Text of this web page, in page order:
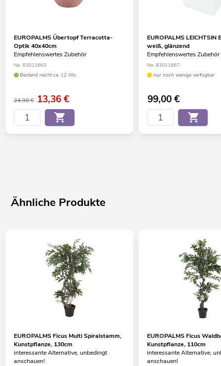
EUROPALMS Übertopf Terracotta-
Optik 40x40cm
Empfehlenswertes Zubehör
No. 83011663
Bestand reicht ca. 12 Wo.
24,90 € 13,36€
EUROPALMS LEICHTSIN
weiß, glänzend
Empfehlenswertes Zubehör
No. 83011867
nur noch wenige verfügbar
99,00€
Ähnliche Produkte
EUROPALMS Ficus Multi Spiralstamm,
Kunstpflanze, 130cm
interessante Alternative, unbedingt
anschauen!
EUROPALMS Ficus
Kunstpflanze, 110cm
interessante Alternative,
anschauen!